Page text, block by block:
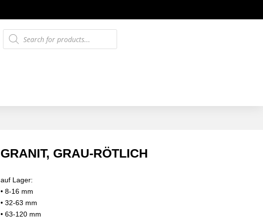
Products
search
GRANIT, GRAU-RÖTLICH
auf Lager:
• 8-16 mm
• 32-63 mm
• 63-120 mm